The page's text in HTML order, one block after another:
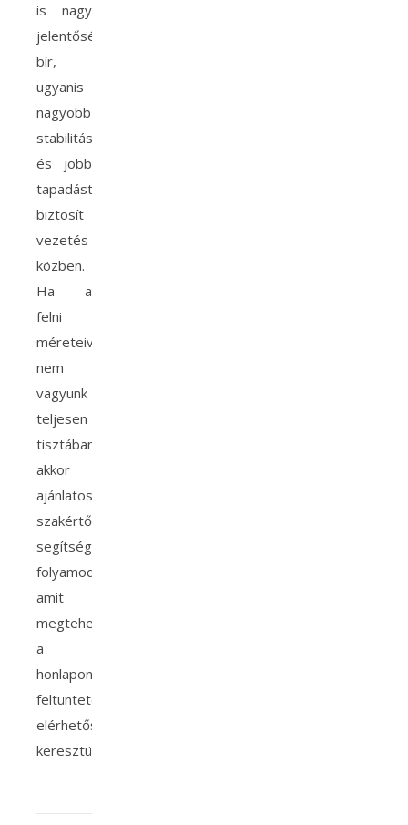
is nagy
jelentőséggel
bír,
ugyanis
nagyobb
stabilitást
és jobb
tapadást
biztosít
vezetés
közben.
Ha a
felni
méreteivel
nem
vagyunk
teljesen
tisztában,
akkor
ajánlatos
szakértői
segítségért
folyamodnunk,
amit
megtehetünk
a
honlapon
feltüntetett
elérhetőségeken
keresztül.